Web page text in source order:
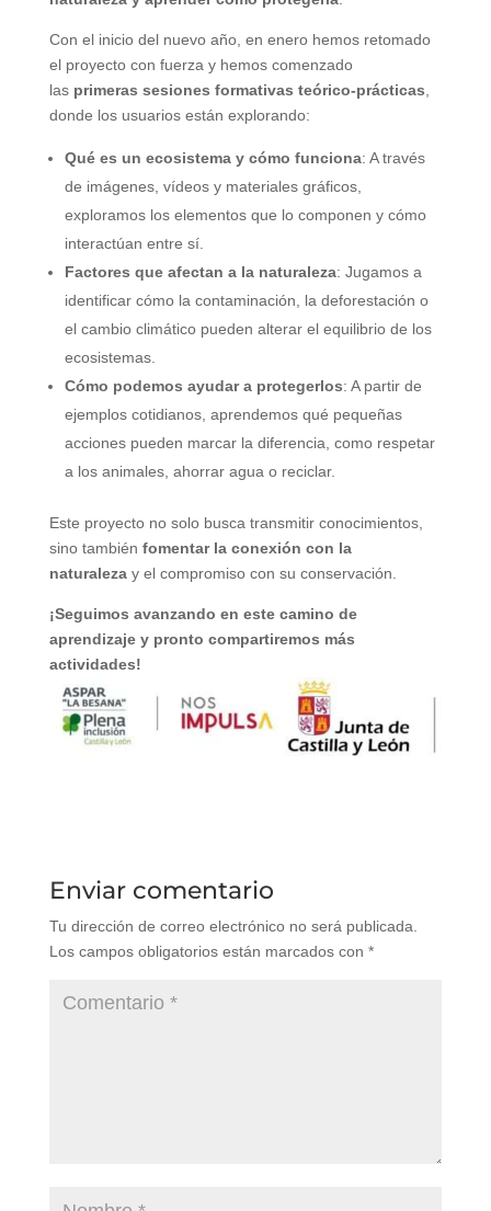
Con el inicio del nuevo año, en enero hemos retomado
el proyecto con fuerza y hemos comenzado
las primeras sesiones formativas teórico-prácticas
donde los usuarios están explorando:
Qué es un ecosistema y cómo funciona: A través
de imágenes, vídeos y materiales gráficos,
exploramos los elementos que lo componen y cómo
interactúan entre sí.
Factores que afectan a la naturaleza: Jugamos a
identificar cómo la contaminación, la deforestación o
el cambio climático pueden alterar el equilibrio de los
ecosistemas.
Cómo podemos ayudar a protegerlos: A partir de
ejemplos cotidianos, aprendemos qué pequeñas
acciones pueden marcar la diferencia, como respetar
a los animales, ahorrar agua o reciclar.
Este proyecto no solo busca transmitir conocimientos,
sino también fomentar la conexión con la
naturalezay el compromiso con su conservación.
¡Seguimos avanzando en este camino de
aprendizaje y pronto compartiremos más
actividades!
Enviar comentario
Tu dirección de correo electrónico no será publicada.
Los campos obligatorios están marcados con *